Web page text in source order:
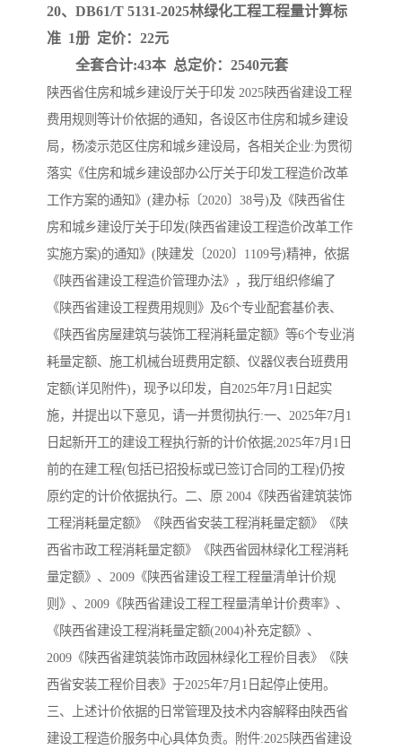
20、DB61/T 5131-2025林绿化工程工程量计算标
准 1册 定价：22元
全套合计:43本 总定价：2540元套
陕西省住房和城乡建设厅关于印发 2025陕西省建设工程
费用规则等计价依据的通知，各设区市住房和城乡建设
局，杨凌示范区住房和城乡建设局，各相关企业:为贯彻
落实《住房和城乡建设部办公厅关于印发工程造价改革
工作方案的通知》(建办标〔2020〕38号)及《陕西省住
房和城乡建设厅关于印发(陕西省建设工程造价改革工作
实施方案)的通知》(陕建发〔2020〕1109号)精神，依据
《陕西省建设工程造价管理办法》，我厅组织修编了
《陕西省建设工程费用规则》及6个专业配套基价表、
《陕西省房屋建筑与装饰工程消耗量定额》等6个专业消
耗量定额、施工机械台班费用定额、仪器仪表台班费用
定额(详见附件)，现予以印发，自2025年7月1日起实
施，并提出以下意见，请一并贯彻执行:一、2025年7月1
日起新开工的建设工程执行新的计价依据;2025年7月1日
前的在建工程(包括已招投标或已签订合同的工程)仍按
原约定的计价依据执行。二、原 2004《陕西省建筑装饰
工程消耗量定额》《陕西省安装工程消耗量定额》《陕
西省市政工程消耗量定额》《陕西省园林绿化工程消耗
量定额》、2009《陕西省建设工程工程量清单计价规
则》、2009《陕西省建设工程工程量清单计价费率》、
《陕西省建设工程消耗量定额(2004)补充定额》、
2009《陕西省建筑装饰市政园林绿化工程价目表》《陕
西省安装工程价目表》于2025年7月1日起停止使用。
三、上述计价依据的日常管理及技术内容解释由陕西省
建设工程造价服务中心具体负责。附件:2025陕西省建设